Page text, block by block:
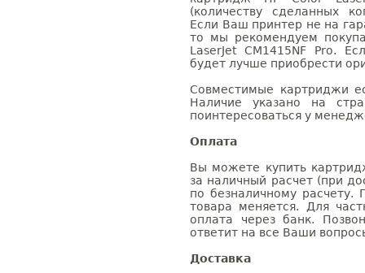
(количеству сделанных
Если Ваш принтер не на
то мы рекомендуем
LaserJet CM1415NF Pro.
будет лучше приобрести
Совместимые картриджи
Наличие указано на
поинтересоваться у
Оплата
Вы можете купить
за наличный расчет (при
по безналичному расчету.
товара меняется. Для
оплата через банк.
ответит на все Ваши
Доставка